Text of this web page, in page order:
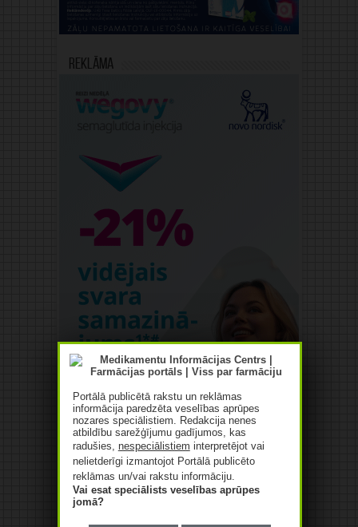
Reklāma
Portālā publicētā rakstu un reklāmas
informācija paredzēta veselības aprūpes
nozares speciālistiem. Redakcija nenes
atbildību sarežģījumu gadījumos, kas
radušies, nespeciālistiem interpretējot vai
nelietderīgi izmantojot Portālā publicēto
reklāmas un/vai rakstu informāciju.
Vai esat speciālists veselības aprūpes
jomā?